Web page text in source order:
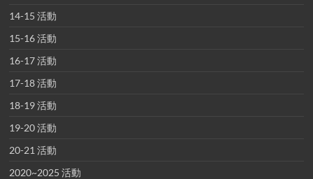
14-15 活動
15-16 活動
16-17 活動
17-18 活動
18-19 活動
19-20 活動
20-21 活動
2020~2025 活動